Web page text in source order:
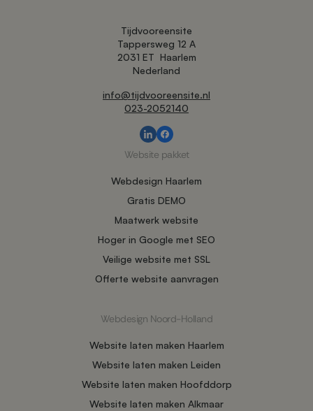
Tijdvooreensite
Tappersweg 12 A
2031 ET Haarlem
Nederland
info@tijdvooreensite.nl
023-2052140
Website pakket
Webdesign Haarlem
Gratis DEMO
Maatwerk website
Hoger in Google met SEO
Veilige website met SSL
Offerte website aanvragen
Webdesign Noord-Holland
Website laten maken Haarlem
Website laten maken Leiden
Website laten maken Hoofddorp
Website laten maken Alkmaar